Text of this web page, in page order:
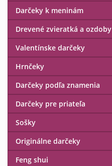
Darčeky k meninám
Drevené zvieratká a ozdoby
Valentínske darčeky
Hrnčeky
Darčeky podľa znamenia
Darčeky pre priateľa
Sošky
Originálne darčeky
Feng shui